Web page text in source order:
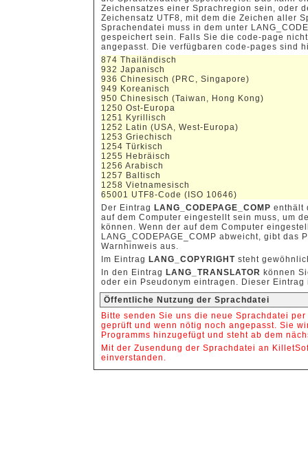
Zeichensatzes einer Sprachregion sein, oder
Zeichensatz UTF8, mit dem die Zeichen aller
Sprachendatei muss in dem unter
gespeichert sein. Falls Sie die code-page
angepasst. Die verfügbaren code-pages sind
874 Thailändisch
932 Japanisch
936 Chinesisch (PRC, Singapore)
949 Koreanisch
950 Chinesisch (Taiwan, Hong Kong)
1250 Ost-Europa
1251 Kyrillisch
1252 Latin (USA, West-Europa)
1253 Griechisch
1254 Türkisch
1255 Hebräisch
1256 Arabisch
1257 Baltisch
1258 Vietnamesisch
65001 UTF8-Code (ISO 10646)
Der Eintrag LANG_CODEPAGE_COMP enthält
auf dem Computer eingestellt sein muss, um
können. Wenn der auf dem Computer
LANG_CODEPAGE_COMP abweicht, gibt
Warnhinweis aus.
Im Eintrag LANG_COPYRIGHT steht
In den Eintrag LANG_TRANSLATOR können
oder ein Pseudonym eintragen. Dieser
Öffentliche Nutzung der Sprachdatei
Bitte senden Sie uns die neue Sprachdatei
geprüft und wenn nötig noch angepasst. Sie
Programms hinzugefügt und steht ab dem
Mit der Zusendung der Sprachdatei an
einverstanden.